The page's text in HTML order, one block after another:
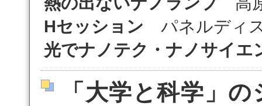
Hセッション パネルディ
光でナノテク・ナノサイエ
「大学と科学」